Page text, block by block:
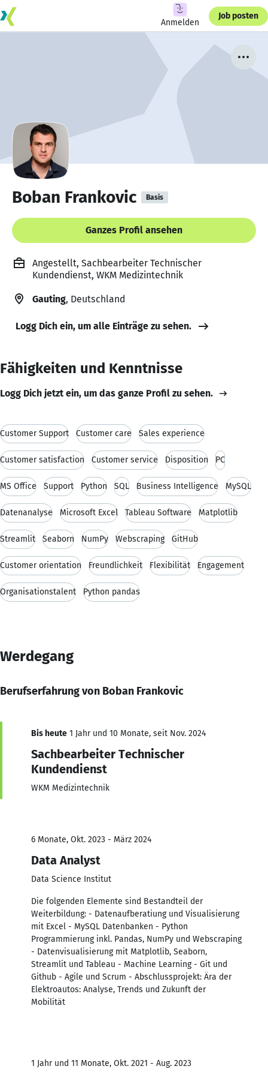
Anmelden
Job posten
Boban Frankovic Basis
Ganzes Profil ansehen
Angestellt, Sachbearbeiter Technischer
Kundendienst, WKM Medizintechnik
Gauting, Deutschland
Logg Dich ein, um alle Einträge zu sehen.
Fähigkeiten und Kenntnisse
Logg Dich jetzt ein, um das ganze Profil zu sehen.
Customer Support Customer care Sales experience
Customer satisfaction Customer service Disposition PC
MS Office Support Python SQL Business Intelligence MySQL
Datenanalyse Microsoft Excel Tableau Software Matplotlib
Streamlit Seaborn NumPy Webscraping GitHub
Customer orientation Freundlichkeit Flexibilität Engagement
Organisationstalent Python pandas
Werdegang
Berufserfahrung von Boban Frankovic
Bis heute 1 Jahr und 10 Monate, seit Nov. 2024
Sachbearbeiter Technischer
Kundendienst
WKM Medizintechnik
6 Monate, Okt. 2023 - März 2024
Data Analyst
Data Science Institut
Die folgenden Elemente sind Bestandteil der
Weiterbildung: - Datenaufberatiung und Visualisierung
mit Excel - MySQL Datenbanken - Python
Programmierung inkl. Pandas, NumPy und Webscraping
- Datenvisualisierung mit Matplotlib, Seaborn,
Streamlit und Tableau - Machine Learning - Git und
Github - Agile und Scrum - Abschlussprojekt: Ära der
Elektroautos: Analyse, Trends und Zukunft der
Mobilität
1 Jahr und 11 Monate, Okt. 2021 - Aug. 2023